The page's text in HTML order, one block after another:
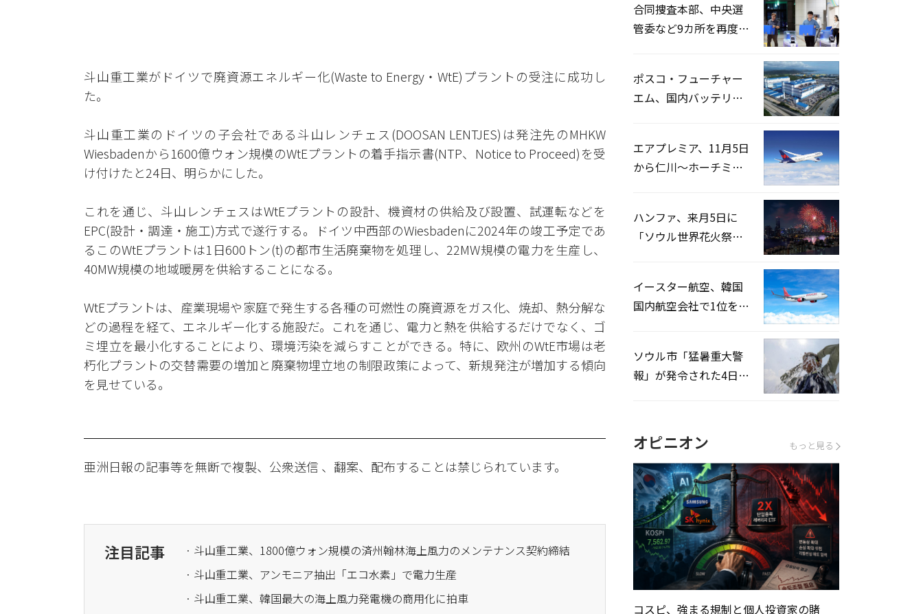
斗山重工業がドイツで廃資源エネルギー化(Waste to Energy・WtE)プラントの受注に成功し
た。
斗山重工業のドイツの子会社である斗山レンチェス(DOOSAN LENTJES)は発注先のMHKW
Wiesbadenから1600億ウォン規模のWtEプラントの着手指示書(NTP、Notice to Proceed)を受
け付けたと24日、明らかにした。
これを通じ、斗山レンチェスはWtEプラントの設計、機資材の供給及び設置、試運転などを
EPC(設計・調達・施工)方式で遂行する。ドイツ中西部のWiesbadenに2024年の竣工予定であ
るこのWtEプラントは1日600トン(t)の都市生活廃棄物を処理し、22MW規模の電力を生産し、
40MW規模の地域暖房を供給することになる。
WtEプラントは、産業現場や家庭で発生する各種の可燃性の廃資源をガス化、焼却、熱分解な
どの過程を経て、エネルギー化する施設だ。これを通じ、電力と熱を供給するだけでなく、ゴ
ミ埋立を最小化することにより、環境汚染を減らすことができる。特に、欧州のWtE市場は老
朽化プラントの交替需要の増加と廃棄物埋立地の制限政策によって、新規発注が増加する傾向
を見せている。
亜洲日報の記事等を無断で複製、公衆送信 、翻案、配布することは禁じられています。
注目記事
· 斗山重工業、1800億ウォン規模の済州翰林海上風力のメンテナンス契約締結
· 斗山重工業、アンモニア抽出「エコ水素」で電力生産
· 斗山重工業、韓国最大の海上風力発電機の商用化に拍車
合同捜査本部、中央選
管委など9カ所を再度家
ポスコ・フューチャー
エム、国内バッテリー
エアプレミア、11月5日
から仁川〜ホーチミン
ハンファ、来月5日に
「ソウル世界花火祭り
イースター航空、韓国
国内航空会社で1位を記
ソウル市「猛暑重大警
報」が発令された4日、
オピニオン もっと見る
コスピ、強まる規制と個人投資家の賭